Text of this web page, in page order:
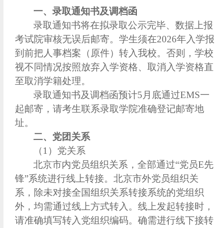
一、录取通知书及调档函
录取通知书将在拟录取公示完毕、数据上报
考试院审核无误后邮寄。学生须在2026年入学报
到前把人事档案（原件）转入我校。否则，学校
视不同情况按照放弃入学资格、取消入学资格直
至取消学籍处理。
录取通知书及调档函预计5月底通过EMS一
起邮寄，请考生联系录取学院准确登记邮寄地
址。
二、党团关系
（1）党关系
北京市内党员组织关系，全部通过“党员E先
锋”系统进行线上转接。北京市外党员组织关
系，除未对接全国组织关系转接系统的党组织
外，均需通过线上方式转入。线上发起转接时，
请准确填写转入党组织编码。确需进行线下接转